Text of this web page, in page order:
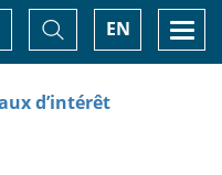
EN
Basculer
la
recherche
d’intérêt